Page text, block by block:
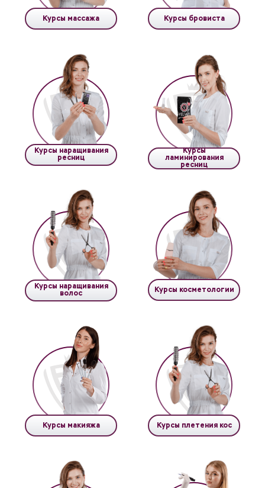
Курсы массажа Курсы бровиста
Курсы наращивания
ресниц
Курсы
ламинирования
ресниц
Курсы наращивания
волос
Курсы косметологии
Курсы макияжа Курсы плетения кос